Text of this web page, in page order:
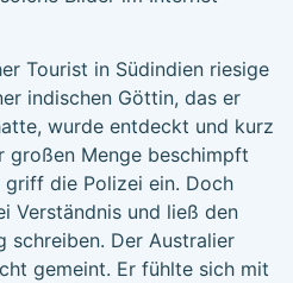
Tourist in Südindien riesige
indischen Göttin, das er
wurde entdeckt und kurz
großen Menge beschimpft
die Polizei ein. Doch
Verständnis und ließ den
schreiben. Der Australier
gemeint. Er fühlte sich mit